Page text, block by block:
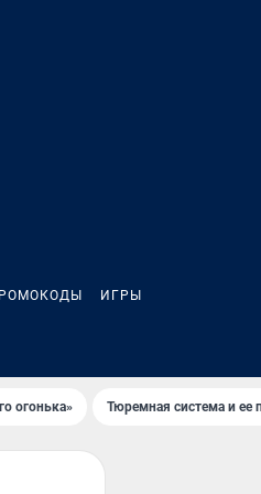
ИГРЫ
огонька» Тюремная система и ее